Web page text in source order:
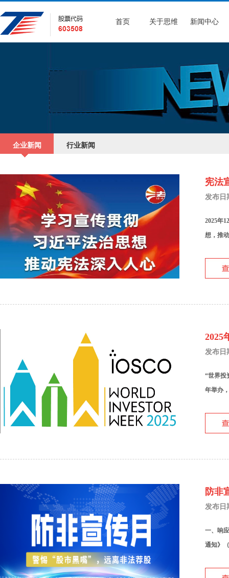
首页 关于思维 新闻中心
企业新闻 行业新闻
宪法
发布日
2025年
想，推
2025
发布日
“世界投
年举办
防非
发布日
一、响
通知》